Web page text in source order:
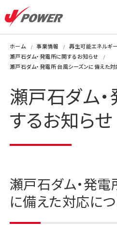
ホーム 事業情報 再生可能エネルギー
瀬戸石ダム・発電所に関するお知らせ
瀬戸石ダム・発電所 台風シーズンに備えた対
瀬戸石ダム
するお知らせ
瀬戸石ダム・発
に備えた対応に